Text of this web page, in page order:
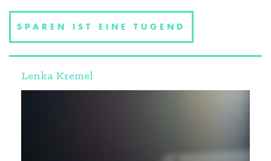
SPAREN IST EINE TUGEND
Lenka Kremel